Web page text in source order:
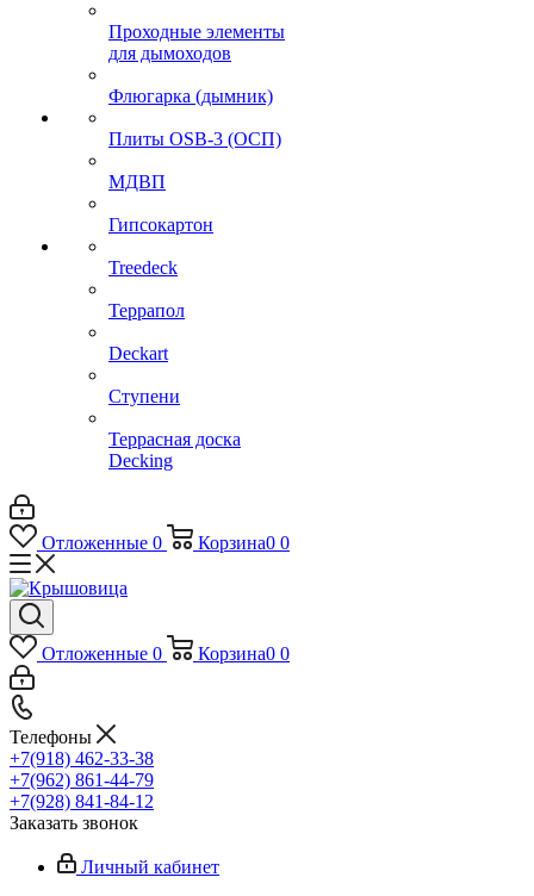
Проходные элементы
для дымоходов
Флюгарка (дымник)
Плиты OSB-3 (ОСП)
МДВП
Гипсокартон
Treedeck
Террапол
Deckart
Ступени
Террасная доска
Decking
Отложенные 0 Корзина0 0
Отложенные 0 Корзина0 0
Телефоны
+7(918) 462-33-38
+7(962) 861-44-79
+7(928) 841-84-12
Заказать звонок
Личный кабинет